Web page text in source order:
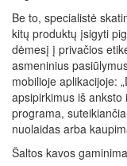
Be to, specialistė
kitų produktų įsigyti
dėmesį į privačios
asmeninius
mobilioje aplikacijoje:
apsipirkimus iš anksto
programa,
nuolaidas arba
Šaltos kavos